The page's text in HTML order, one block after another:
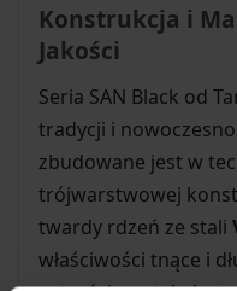
Konstrukcja i
Jakości
Seria SAN Black od
tradycji i
zbudowane jest w
trójwarstwowej
twardy rdzeń ze stali
właściwości tnące i